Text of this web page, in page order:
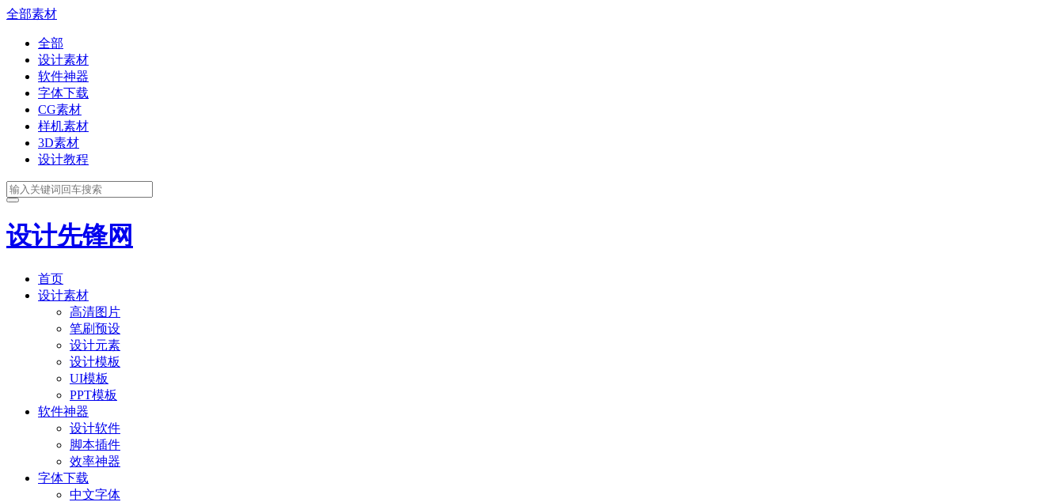
全部素材
全部
设计素材
软件神器
字体下载
CG素材
样机素材
3D素材
设计教程
设计先锋网
首页
设计素材
高清图片
笔刷预设
设计元素
设计模板
UI模板
PPT模板
软件神器
设计软件
脚本插件
效率神器
字体下载
中文字体